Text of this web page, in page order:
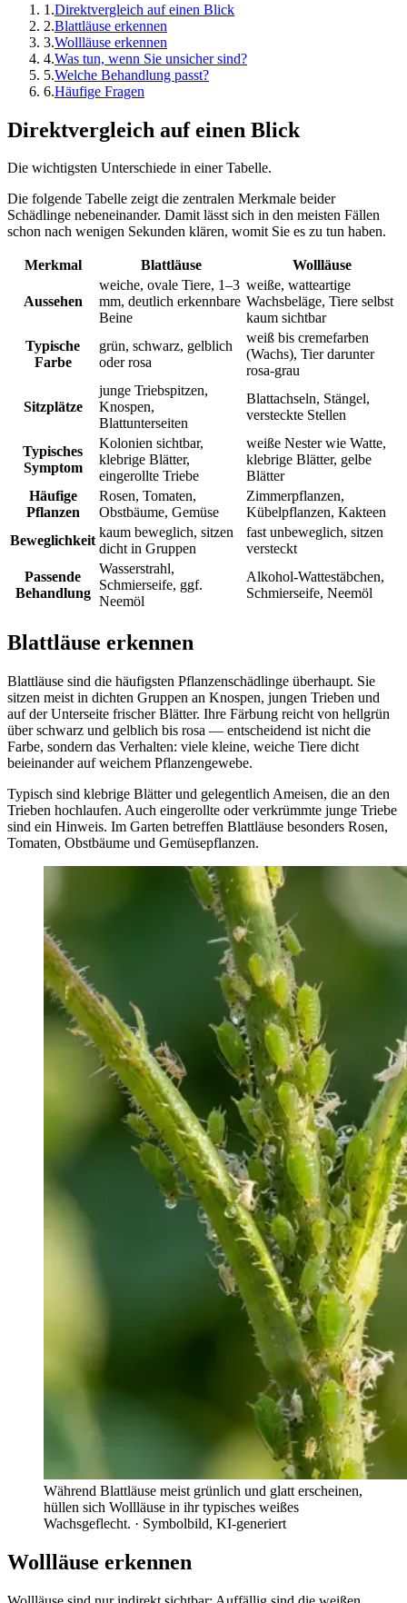
1 .Direktvergleich auf einen Blick
2.Blattläuse erkennen
3.Wollläuse erkennen
4.Was tun, wenn Sie unsicher sind?
5.Welche Behandlung passt?
6.Häufige Fragen
Direktvergleich auf einen Blick
Die wichtigsten Unterschiede in einer Tabelle.
Die folgende Tabelle zeigt die zentralen Merkmale beider
Schädlinge nebeneinander. Damit lässt sich in den meisten Fällen
schon nach wenigen Sekunden klären, womit Sie es zu tun haben.
Merkmal Blattläuse Wollläuse
Aussehen
weiche, ovale Tiere, 1–3
mm, deutlich erkennbare
Beine
weiße, watteartige
Wachsbeläge, Tiere selbst
kaum sichtbar
Typische
Farbe
grün, schwarz, gelblich
oder rosa
weiß bis cremefarben
(Wachs), Tier darunter
rosa-grau
Sitzplätze
junge Triebspitzen,
Knospen,
Blattunterseiten
Blattachseln, Stängel,
versteckte Stellen
Typisches
Symptom
Kolonien sichtbar,
klebrige Blätter,
eingerollte Triebe
weiße Nester wie Watte,
klebrige Blätter, gelbe
Blätter
Häufige
Pflanzen
Rosen, Tomaten,
Obstbäume, Gemüse
Zimmerpflanzen,
Kübelpflanzen, Kakteen
Beweglichkeit
kaum beweglich, sitzen
dicht in Gruppen
fast unbeweglich, sitzen
versteckt
Passende
Behandlung
Wasserstrahl,
Schmierseife, ggf.
Neemöl
Alkohol-Wattestäbchen,
Schmierseife, Neemöl
Blattläuse erkennen
Blattläuse sind die häufigsten Pflanzenschädlinge überhaupt. Sie
sitzen meist in dichten Gruppen an Knospen, jungen Trieben und
auf der Unterseite frischer Blätter. Ihre Färbung reicht von hellgrün
über schwarz und gelblich bis rosa — entscheidend ist nicht die
Farbe, sondern das Verhalten: viele kleine, weiche Tiere dicht
beieinander auf weichem Pflanzengewebe.
Typisch sind klebrige Blätter und gelegentlich Ameisen, die an den
Trieben hochlaufen. Auch eingerollte oder verkrümmte junge Triebe
sind ein Hinweis. Im Garten betreffen Blattläuse besonders Rosen,
Tomaten, Obstbäume und Gemüsepflanzen.
Während Blattläuse meist grünlich und glatt erscheinen,
hüllen sich Wollläuse in ihr typisches weißes
Wachsgeflecht. · Symbolbild, KI-generiert
Wollläuse erkennen